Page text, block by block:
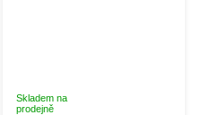
Skladem na
prodejně